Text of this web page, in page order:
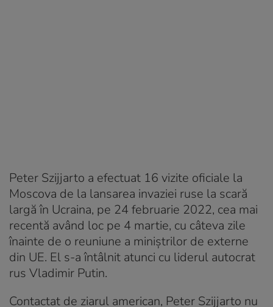
Peter Szijjarto a efectuat 16 vizite oficiale la
Moscova de la lansarea invaziei ruse la scară
largă în Ucraina, pe 24 februarie 2022, cea mai
recentă având loc pe 4 martie, cu câteva zile
înainte de o reuniune a miniștrilor de externe
din UE. El s-a întâlnit atunci cu liderul autocrat
rus Vladimir Putin.
Contactat de ziarul american, Peter Szijjarto nu